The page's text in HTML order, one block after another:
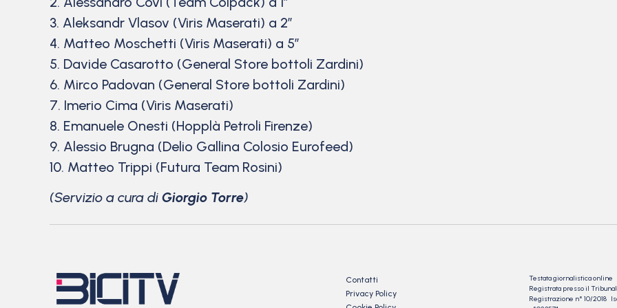
3. Aleksandr Vlasov (Viris Maserati) a 2”
4. Matteo Moschetti (Viris Maserati) a 5”
5. Davide Casarotto (General Store bottoli Zardini)
6. Mirco Padovan (General Store bottoli Zardini)
7. Imerio Cima (Viris Maserati)
8. Emanuele Onesti (Hopplà Petroli Firenze)
9. Alessio Brugna (Delio Gallina Colosio Eurofeed)
10. Matteo Trippi (Futura Team Rosini)
(Servizio a cura di Giorgio Torre)
Contatti
Privacy Policy
Testata giornalistica online
Registrata presso il
Registrazione n° 10/2018